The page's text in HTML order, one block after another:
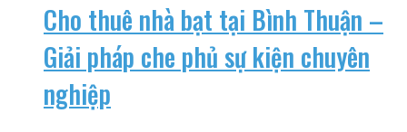
Cho thuê nhà bạt tại Bình Thuận –
Giải pháp che phủ sự kiện chuyên
nghiệp